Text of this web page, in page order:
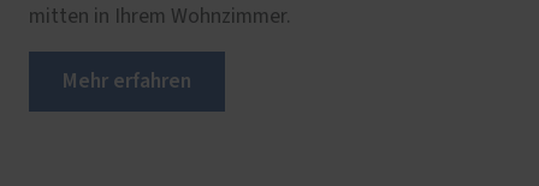
mitten in Ihrem Wohnzimmer.
Mehr erfahren